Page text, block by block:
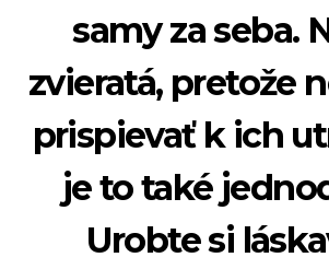
samy za seba.
zvieratá, pretože
prispievať k ich
je to také
Urobte si